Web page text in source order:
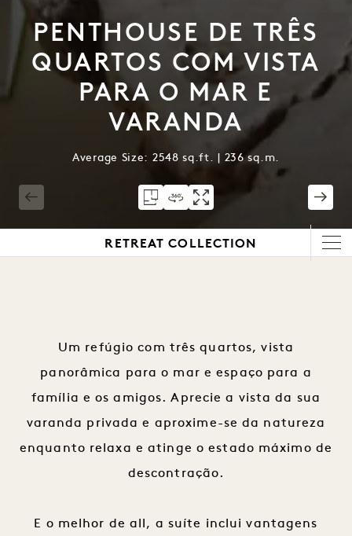
PENTHOUSE DE TRÊS
QUARTOS COM VISTA
PARA O MAR E
VARANDA
Average Size: 2548 sq.ft. | 236 sq.m.
RETREAT COLLECTION
Um refúgio com três quartos, vista
panorâmica para o mar e espaço para a
família e os amigos. Aprecie a vista da sua
varanda privada e aproxime-se da natureza
enquanto relaxa e atinge o estado máximo de
descontração.
E o melhor de all, a suíte inclui vantagens